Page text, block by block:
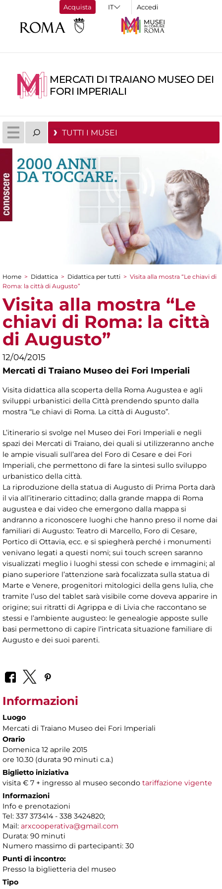
Acquista Accedi
MERCATI DI TRAIANO MUSEO DEI
FORI IMPERIALI
TUTTI I MUSEI
Tu sei qui
Home > Didattica > Didattica per tutti > Visita alla mostra “Le chiavi di
Roma: la città di Augusto”
Visita alla mostra “Le
chiavi di Roma: la città
di Augusto”
12/04/2015
Mercati di Traiano Museo dei Fori Imperiali
Visita didattica alla scoperta della Roma Augustea e agli
sviluppi urbanistici della Città prendendo spunto dalla
mostra “Le chiavi di Roma. La città di Augusto”.
L’itinerario si svolge nel Museo dei Fori Imperiali e negli
spazi dei Mercati di Traiano, dei quali si utilizzeranno anche
le ampie visuali sull’area del Foro di Cesare e dei Fori
Imperiali, che permettono di fare la sintesi sullo sviluppo
urbanistico della città.
La riproduzione della statua di Augusto di Prima Porta darà
il via all’itinerario cittadino; dalla grande mappa di Roma
augustea e dai video che emergono dalla mappa si
andranno a riconoscere luoghi che hanno preso il nome dai
familiari di Augusto: Teatro di Marcello, Foro di Cesare,
Portico di Ottavia, ecc. e si spiegherà perché i monumenti
venivano legati a questi nomi; sui touch screen saranno
visualizzati meglio i luoghi stessi con schede e immagini; al
piano superiore l’attenzione sarà focalizzata sulla statua di
Marte e Venere, progenitori mitologici della gens Iulia, che
tramite l’uso del tablet sarà visibile come doveva apparire in
origine; sui ritratti di Agrippa e di Livia che raccontano se
stessi e l’ambiente augusteo: le genealogie apposte sulle
basi permettono di capire l’intricata situazione familiare di
Augusto e dei suoi parenti.
Informazioni
Luogo
Mercati di Traiano Museo dei Fori Imperiali
Orario
Domenica 12 aprile 2015
ore 10.30 (durata 90 minuti c.a.)
Biglietto iniziativa
visita € 7 + ingresso al museo secondo tariffazione vigente
Informazioni
Info e prenotazioni
Tel: 337 373414 - 338 3424820;
Mail: arxcooperativa@gmail.com
Durata: 90 minuti
Numero massimo di partecipanti: 30
Punti di incontro:
Presso la biglietteria del museo
Tipo